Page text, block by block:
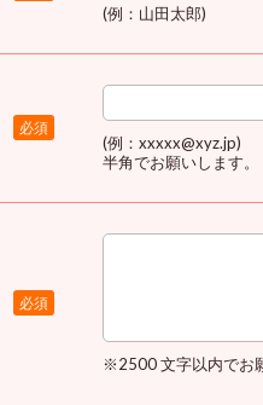
(例：山田太郎)
必須
(例：xxxxx@xyz.jp)
半角でお願いします。
必須
※2500 文字以内でお